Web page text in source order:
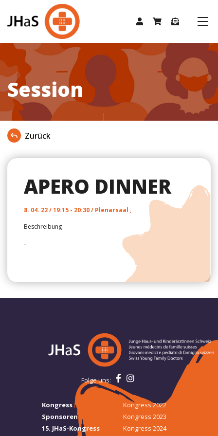
Session
Zurück
APERO DINNER
8. 04. 22 / 19:15 - 20:30 / Plenarsaal ,
Beschreibung
-
Folge uns:
Kongress
Sponsoren
15. JHaS-Kongress
Kongress 2022
Kongress 2023
Kongress 2024